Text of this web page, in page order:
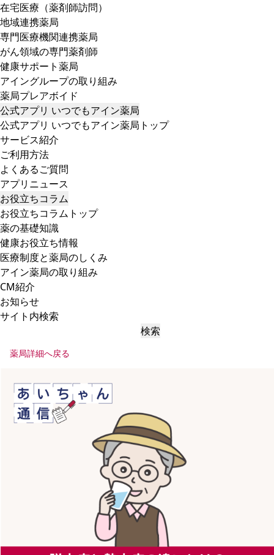
在宅医療（薬剤師訪問）
地域連携薬局
専門医療機関連携薬局
がん領域の専門薬剤師
健康サポート薬局
アイングループの取り組み
薬局プレアボイド
公式アプリ いつでもアイン薬局
公式アプリ いつでもアイン薬局トップ
サービス紹介
ご利用方法
よくあるご質問
アプリニュース
お役立ちコラム
お役立ちコラムトップ
薬の基礎知識
健康お役立ち情報
医療制度と薬局のしくみ
アイン薬局の取り組み
CM紹介
お知らせ
サイト内検索
検索
薬局詳細へ戻る